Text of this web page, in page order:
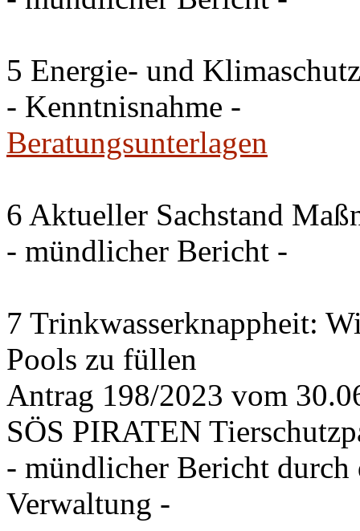
5 Energie- und
- Kenntnisnahme -
Beratungsunterlagen
6 Aktueller Sachstand
- mündlicher Bericht -
7 Trinkwasserknappheit:
Pools zu füllen
Antrag 198/2023 vom
SÖS PIRATEN
- mündlicher Bericht
Verwaltung -